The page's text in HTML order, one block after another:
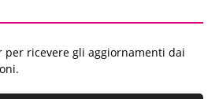
per ricevere gli aggiornamenti dai